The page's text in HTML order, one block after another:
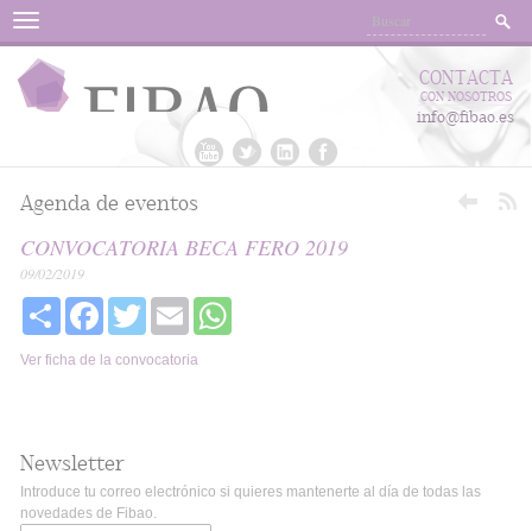
Menu
CONTACTA
CON NOSOTROS
info@fibao.es
Agenda de eventos
CONVOCATORIA BECA FERO 2019
09/02/2019
Share FacebookTwitter Email
Ver ficha de la convocatoria
Newsletter
Introduce tu correo electrónico si quieres mantenerte al día de todas las
novedades de Fibao.